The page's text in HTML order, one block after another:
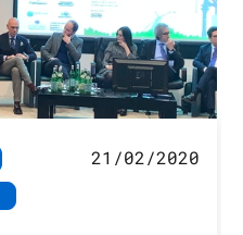
21/02/2020